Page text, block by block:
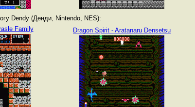
Dendy (Денди, Nintendo, NES):
Family
Dragon Spirit - Aratanaru Densetsu